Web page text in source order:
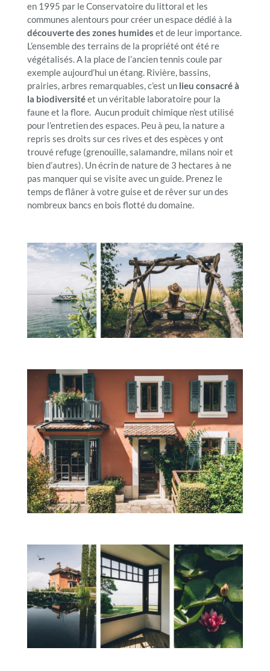
en 1995 par le Conservatoire du littoral et les
communes alentours pour créer un espace dédié à la
découverte des zones humides et de leur importance.
L’ensemble des terrains de la propriété ont été re
végétalisés. A la place de l’ancien tennis coule par
exemple aujourd’hui un étang. Rivière, bassins,
prairies, arbres remarquables, c’est unlieu consacré à
la biodiversitéet un véritable laboratoire pour la
faune et la flore. Aucun produit chimique n’est utilisé
pour l’entretien des espaces. Peu à peu, la nature a
repris ses droits sur ces rives et des espèces y ont
trouvé refuge (grenouille, salamandre, milans noir et
bien d’autres). Un écrin de nature de 3 hectares à ne
pas manquer qui se visite avec un guide. Prenez le
temps de flâner à votre guise et de rêver sur un des
nombreux bancs en bois flotté du domaine.